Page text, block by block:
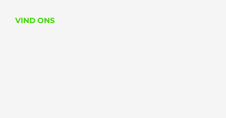
VIND ONS